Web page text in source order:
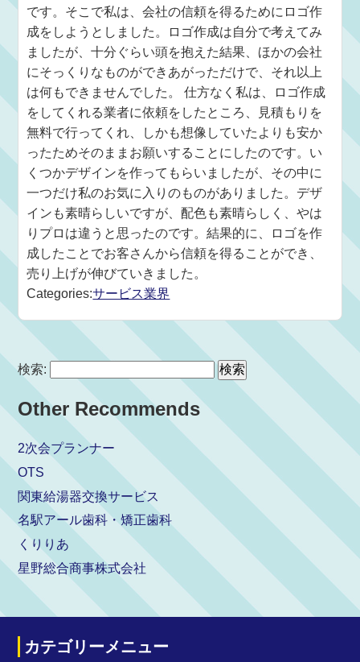
です。そこで私は、会社の信頼を得るためにロゴ作
成をしようとしました。ロゴ作成は自分で考えてみ
ましたが、十分ぐらい頭を抱えた結果、ほかの会社
にそっくりなものができあがっただけで、それ以上
は何もできませんでした。 仕方なく私は、ロゴ作成
をしてくれる業者に依頼をしたところ、見積もりを
無料で行ってくれ、しかも想像していたよりも安か
ったためそのままお願いすることにしたのです。い
くつかデザインを作ってもらいましたが、その中に
一つだけ私のお気に入りのものがありました。デザ
インも素晴らしいですが、配色も素晴らしく、やは
りプロは違うと思ったのです。結果的に、ロゴを作
成したことでお客さんから信頼を得ることができ、
売り上げが伸びていきました。
Categories:サービス業界
検索:
Other Recommends
2次会プランナー
OTS
関東給湯器交換サービス
名駅アール歯科・矯正歯科
くりりあ
星野総合商事株式会社
カテゴリーメニュー